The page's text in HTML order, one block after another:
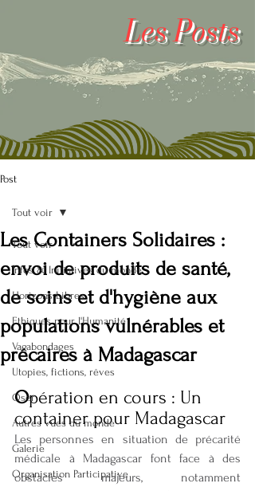
LesPosts
Post
Tout voir
Infos & Initiatives du monde
Horizons Libres
Ethiques pour l'Humanité
Vagabondages
Utopies, fictions, rêves
Oser
Autres vues du monde
Galerie
Organisation Participative
Tout voir
Les Containers Solidaires :
envoi de produits de santé,
de soins et d'hygiène aux
populations vulnérables et
précaires à Madagascar
Opération en cours : Un
container pour Madagascar
Les personnes en situation de précarité
médicale à Madagascar font face à des